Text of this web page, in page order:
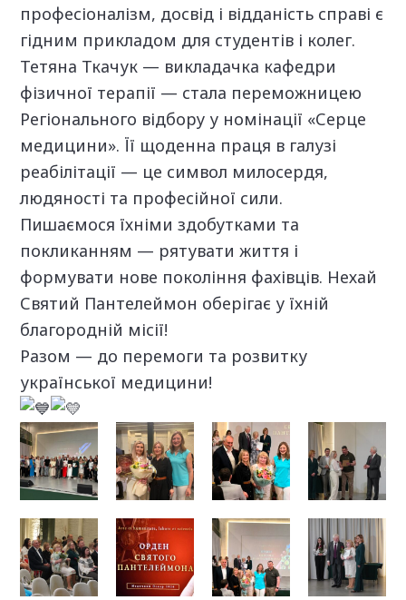
професіоналізм, досвід і відданість справі є
гідним прикладом для студентів і колег.
Тетяна Ткачук — викладачка кафедри
фізичної терапії — стала переможницею
Регіонального відбору у номінації «Серце
медицини». Її щоденна праця в галузі
реабілітації — це символ милосердя,
людяності та професійної сили.
Пишаємося їхніми здобутками та
покликанням — рятувати життя і
формувати нове покоління фахівців. Нехай
Святий Пантелеймон оберігає у їхній
благородній місії!
Разом — до перемоги та розвитку
української медицини!